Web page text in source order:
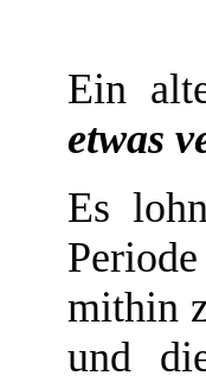
Ein
etwas
Es
mithin
und